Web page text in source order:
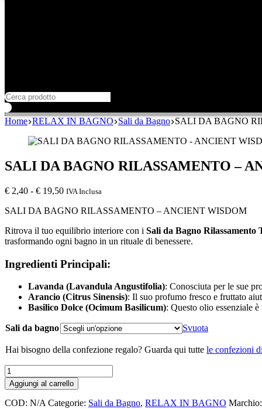
Home RELAX IN BAGNO Sali da Bagno SALI DA BAGNO
SALI DA BAGNO RILASSAMENTO –
€ 2,40 - € 19,50Fascia
prezzo:
€ 2,40
a
IVA Inclusa
SALI DA BAGNO RILASSAMENTO – ANCIENT WISDOM
Ritrova il tuo equilibrio interiore con i Sali da Bagno Rilassamento
trasformando ogni bagno in un rituale di benessere.
Ingredienti Principali:
Lavanda (Lavandula Angustifolia): Conosciuta per le sue
Arancio (Citrus Sinensis): Il suo profumo fresco e fruttato
Basilico Dolce (Ocimum Basilicum): Questo olio essenziale
Sali da bagno Svuota
Hai bisogno della confezione regalo? Guarda qui tutte le confezioni
SALI
DA
BAGNO
RILASSAMENTO
Aggiungi al carrello
COD: N/A Categorie: Sali da Bagno, RELAX IN BAGNO Marchio: